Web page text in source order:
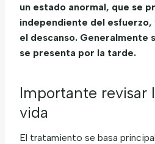
un estado anormal, que se
independiente del esfuerzo,
el descanso. Generalmente
se presenta por la tarde.
Importante revisar
vida
El tratamiento se basa